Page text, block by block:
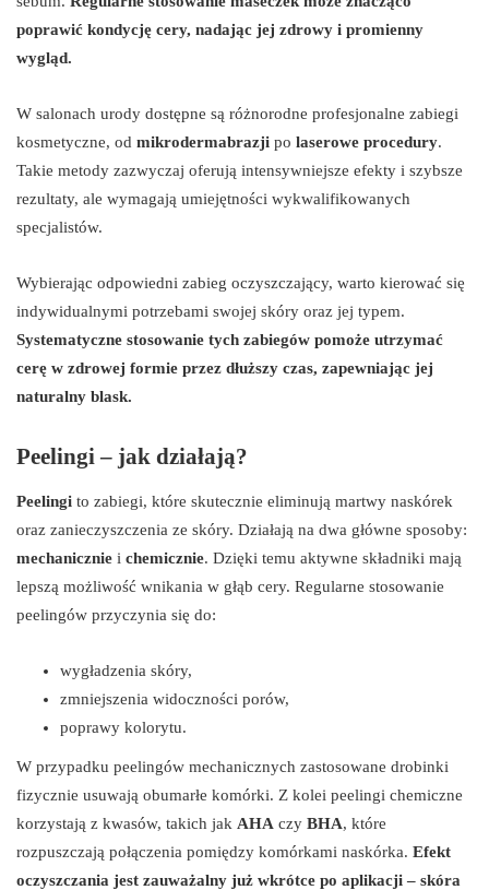
poprawić kondycję cery, nadając jej zdrowy i promienny
wygląd.
W salonach urody dostępne są różnorodne profesjonalne zabiegi
kosmetyczne, od mikrodermabrazji po laserowe procedury.
Takie metody zazwyczaj oferują intensywniejsze efekty i szybsze
rezultaty, ale wymagają umiejętności wykwalifikowanych
specjalistów.
Wybierając odpowiedni zabieg oczyszczający, warto kierować się
indywidualnymi potrzebami swojej skóry oraz jej typem.
Systematyczne stosowanie tych zabiegów pomoże utrzymać
cerę w zdrowej formie przez dłuższy czas, zapewniając jej
naturalny blask.
Peelingi – jak działają?
Peelingi to zabiegi, które skutecznie eliminują martwy naskórek
oraz zanieczyszczenia ze skóry. Działają na dwa główne sposoby:
mechanicznie i chemicznie. Dzięki temu aktywne składniki mają
lepszą możliwość wnikania w głąb cery. Regularne stosowanie
peelingów przyczynia się do:
wygładzenia skóry,
zmniejszenia widoczności porów,
poprawy kolorytu.
W przypadku peelingów mechanicznych zastosowane drobinki
fizycznie usuwają obumarłe komórki. Z kolei peelingi chemiczne
korzystają z kwasów, takich jak AHA czy BHA, które
rozpuszczają połączenia pomiędzy komórkami naskórka. Efekt
oczyszczania jest zauważalny już wkrótce po aplikacji – skóra